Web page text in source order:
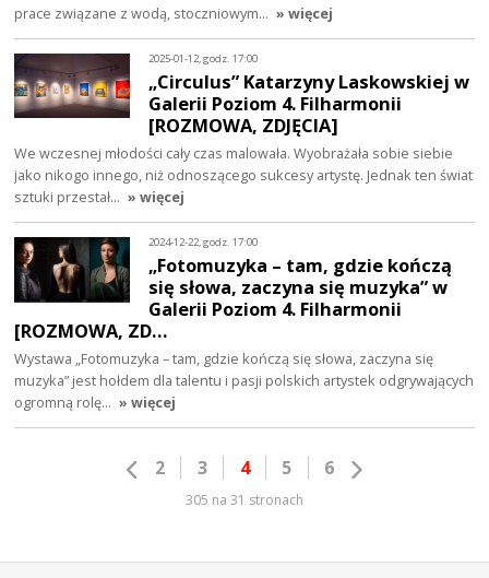
prace związane z wodą, stoczniowym… » więcej
2025-01-12, godz. 17:00
„Circulus” Katarzyny Laskowskiej w
Galerii Poziom 4. Filharmonii
[ROZMOWA, ZDJĘCIA]
We wczesnej młodości cały czas malowała. Wyobrażała sobie siebie
jako nikogo innego, niż odnoszącego sukcesy artystę. Jednak ten świat
sztuki przestał… » więcej
2024-12-22, godz. 17:00
„Fotomuzyka – tam, gdzie kończą
się słowa, zaczyna się muzyka” w
Galerii Poziom 4. Filharmonii
[ROZMOWA, ZD…
Wystawa „Fotomuzyka – tam, gdzie kończą się słowa, zaczyna się
muzyka” jest hołdem dla talentu i pasji polskich artystek odgrywających
ogromną rolę… » więcej
2 3 4 5 6
305 na 31 stronach